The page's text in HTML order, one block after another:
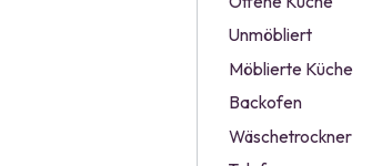
Unmöbliert
Möblierte Küche
Backofen
Wäschetrockner